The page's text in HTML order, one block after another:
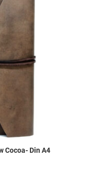
Cocoa- Din A4